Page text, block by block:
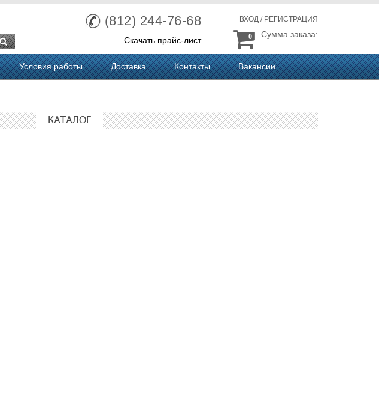
(812) 244-76-68
Скачать прайс-лист
ВХОД / РЕГИСТРАЦИЯ
Сумма заказа:
0
Условия работы Доставка Контакты Вакансии
КАТАЛОГ